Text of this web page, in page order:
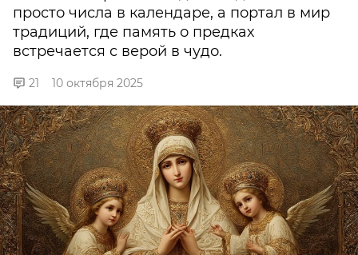
просто числа в календаре, а портал в мир
традиций, где память о предках
встречается с верой в чудо.
21 10 октября 2025